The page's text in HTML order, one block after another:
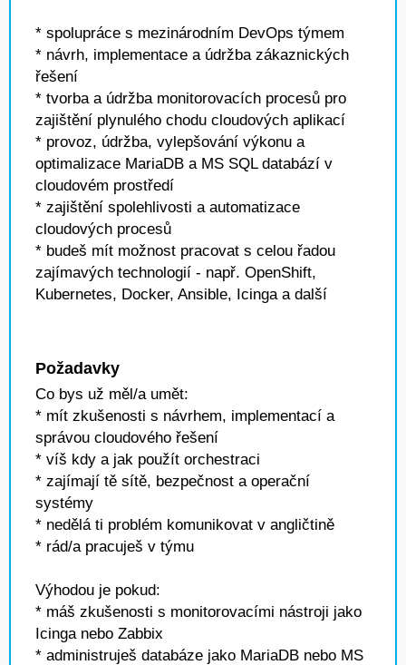
* spolupráce s mezinárodním DevOps týmem
* návrh, implementace a údržba zákaznických
řešení
* tvorba a údržba monitorovacích procesů pro
zajištění plynulého chodu cloudových aplikací
* provoz, údržba, vylepšování výkonu a
optimalizace MariaDB a MS SQL databází v
cloudovém prostředí
* zajištění spolehlivosti a automatizace
cloudových procesů
* budeš mít možnost pracovat s celou řadou
zajímavých technologií - např. OpenShift,
Kubernetes, Docker, Ansible, Icinga a další
Požadavky
Co bys už měl/a umět:
* mít zkušenosti s návrhem, implementací a
správou cloudového řešení
* víš kdy a jak použít orchestraci
* zajímají tě sítě, bezpečnost a operační
systémy
* nedělá ti problém komunikovat v angličtině
* rád/a pracuješ v týmu
Výhodou je pokud:
* máš zkušenosti s monitorovacími nástroji jako
Icinga nebo Zabbix
* administruješ databáze jako MariaDB nebo MS